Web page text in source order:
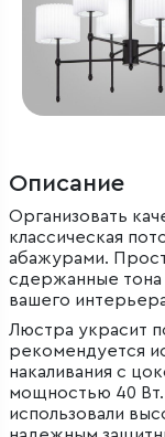
Описание
Организовать
классическая
абажурами.
сдержанные тона
вашего
Люстра украсит
рекомендуется
накаливания с
мощностью 40
использовали